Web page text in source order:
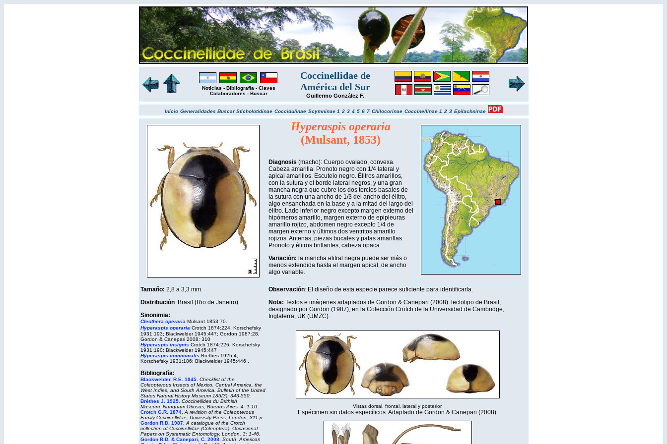
Noticias - Bibliografía - Claves
Colaboradores - Buscar
Coccinellidae de
América del Sur
Guillermo González F.
Inicio Generalidades BuscarSticholotidinae Coccidulinae Scymninae 1 2 3 4 5 6 7 Chilocorinae Coccinellinae 1 2 3 Epilachninae
Hyperaspis operaria
(Mulsant, 1853)
Diagnosis (macho): Cuerpo ovalado, convexa.
Cabeza amarilla. Pronoto negro con 1/4 lateral y
apical amarillos. Escutelo negro. Élitros amarillos,
con la sutura y el borde lateral negros, y una gran
mancha negra que cubre los dos tercios basales de
la sutura con una ancho de 1/3 del ancho del élitro,
algo ensanchada en la base y a la mitad del largo del
élitro. Lado inferior negro excepto margen externo del
hipómeros amarillo, margen externo de epipleuras
amarillo rojizo, abdomen negro excepto 1/4 de
margen externo y últimos dos ventritos amarillo
rojizos. Antenas, piezas bucales y patas amarillas.
Pronoto y élitros brillantes, cabeza opaca.
Variación: la mancha elitral negra puede ser más o
menos extendida hasta el margen apical, de ancho
algo variable.
Tamaño: 2,8 a 3,3 mm.
Distribución: Brasil (Rio de Janeiro).
Sinonimia:
Cleothera operaria Mulsant 1853:70.
Hyperaspis operaria Crotch 1874:224; Korschefsky
1931:193; Blackwelder 1945:447; Gordon 1987:28,
Gordon & Canepari 2008: 310
Hyperaspis insignis Crotch 1874:226; Korschefsky
1931:190; Blackwelder 1945:447
Hyperaspis communalis Brethes 1925:4;
Korschefsky 1931:186; Blackwelder 1945:446
Bibliografía:
Blackwelder, R.E. 1945. Checklist of the
Coleopterous Insects of Mexico, Central America, the
West Indies, and South America. Bulletin of the United
States Natural History Museum 185(3): 343-550.
Brèthes J. 1925. Coccinellides du Brithish
Museum. Nunquam Otiosus, Buenos Aires 4: 1-10.
Crotch G.R. 1874. A revision of the Coleopterous
Family Coccinellidae, University Press, London, 311 p.
Gordon R.D. 1987. A catalogue of the Crotch
collection of Coccinellidae (Coleoptera). Occasional
Papers on Systematic Entomology, London, 3: 1-46.
Gordon R.D. & Canepari, C. 2008. South American
Observación: El diseño de esta especie parece suficiente para identificarla.
Nota: Textos e imágenes adaptados de Gordon & Canepari (2008). lectotipo de Brasil,
designado por Gordon (1987), en la Colección Crotch de la Universidad de Cambridge,
Inglaterra, UK (UMZC).
Vistas dorsal, frontal, lateral y posterior.
Espécimen sin datos específicos. Adaptado de Gordon & Canepari (2008).